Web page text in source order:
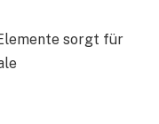
sorgt für